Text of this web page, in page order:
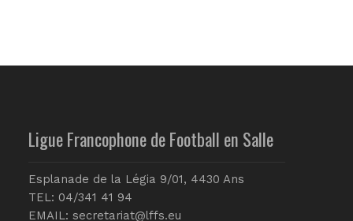
Ligue Francophone de Football en Salle
Esplanade de la Légia 9/01, 4430 Ans
TEL: 04/341 41 94
EMAIL: secretariat@lffs.eu